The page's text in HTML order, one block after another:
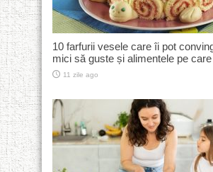
10 farfurii vesele care îi pot
mici să guste și alimentele pe
11 zile ago